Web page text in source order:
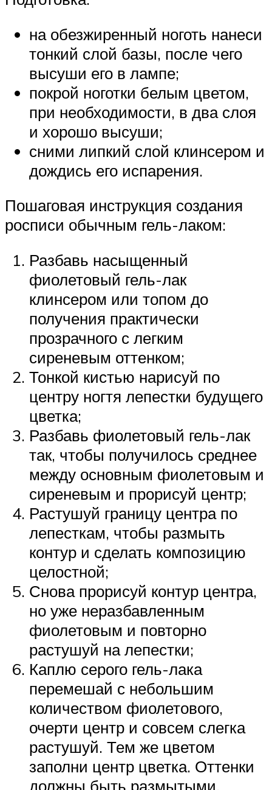
на обезжиренный ноготь нанеси
тонкий слой базы, после чего
высуши его в лампе;
покрой ноготки белым цветом,
при необходимости, в два слоя
и хорошо высуши;
сними липкий слой клинсером и
дождись его испарения.
Пошаговая инструкция создания
росписи обычным гель-лаком:
Разбавь насыщенный
фиолетовый гель-лак
клинсером или топом до
получения практически
прозрачного с легким
сиреневым оттенком;
Тонкой кистью нарисуй по
центру ногтя лепестки будущего
цветка;
Разбавь фиолетовый гель-лак
так, чтобы получилось среднее
между основным фиолетовым и
сиреневым и прорисуй центр;
Растушуй границу центра по
лепесткам, чтобы размыть
контур и сделать композицию
целостной;
Снова прорисуй контур центра,
но уже неразбавленным
фиолетовым и повторно
растушуй на лепестки;
Каплю серого гель-лака
перемешай с небольшим
количеством фиолетового,
очерти центр и совсем слегка
растушуй. Тем же цветом
заполни центр цветка. Оттенки
должны быть размытыми,